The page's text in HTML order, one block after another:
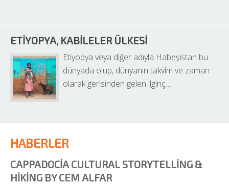
ETIYOPYA, KABILELER ÜLKESI
Etiyopya veya diğer adıyla Habeşistan bu
dünyada olup, dünyanın takvim ve zaman
olarak gerisinden gelen ilginç…
HABERLER
CAPPADOCIA CULTURAL STORYTELLING &
HIKING BY CEM ALFAR